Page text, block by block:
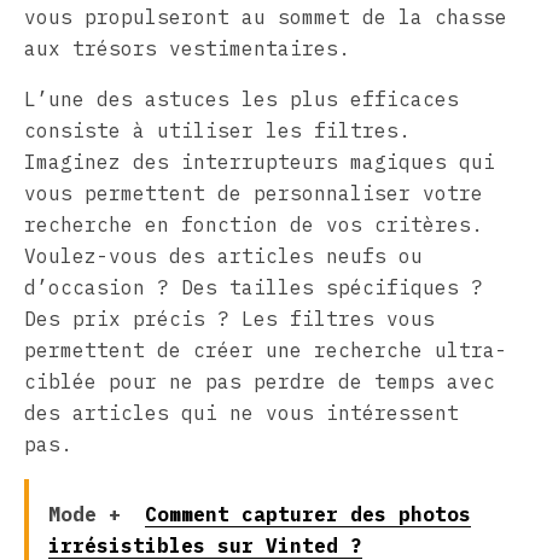
vous propulseront au sommet de la chasse
aux trésors vestimentaires.
L’une des astuces les plus efficaces
consiste à utiliser les filtres.
Imaginez des interrupteurs magiques qui
vous permettent de personnaliser votre
recherche en fonction de vos critères.
Voulez-vous des articles neufs ou
d’occasion ? Des tailles spécifiques ?
Des prix précis ? Les filtres vous
permettent de créer une recherche ultra-
ciblée pour ne pas perdre de temps avec
des articles qui ne vous intéressent
pas.
Mode +
Comment capturer des photos
irrésistibles sur Vinted ?